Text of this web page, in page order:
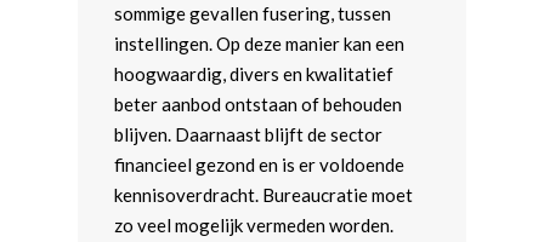
sommige gevallen fusering, tussen
instellingen. Op deze manier kan een
hoogwaardig, divers en kwalitatief
beter aanbod ontstaan of behouden
blijven. Daarnaast blijft de sector
financieel gezond en is er voldoende
kennisoverdracht. Bureaucratie moet
zo veel mogelijk vermeden worden.